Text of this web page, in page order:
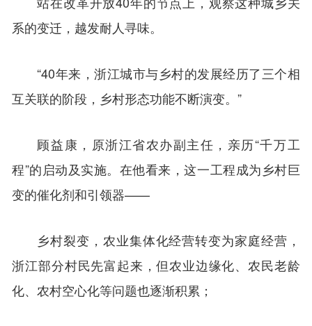
系的变迁，越发耐人寻味。
“40年来，浙江城市与乡村的发展经历了三个相
互关联的阶段，乡村形态功能不断演变。”
顾益康，原浙江省农办副主任，亲历“千万工
程”的启动及实施。在他看来，这一工程成为乡村巨
变的催化剂和引领器——
乡村裂变，农业集体化经营转变为家庭经营，
浙江部分村民先富起来，但农业边缘化、农民老龄
化、农村空心化等问题也逐渐积累；